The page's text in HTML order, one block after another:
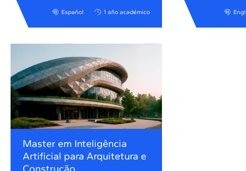
Español 1 año académico
Master em Inteligência
Artificial para Arquitetura e
Construção